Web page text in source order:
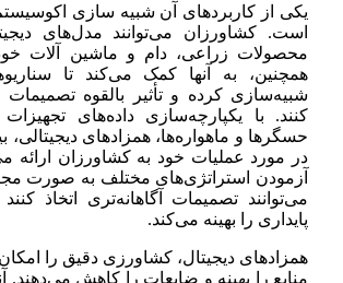
یکی از کاربردهای آن شبیه سازی
است. کشاورزان می‌توانند مدل‌های
محصولات زراعی، دام و ماشین آلات خود
همچنین، به آنها کمک می‌کند تا
شبیه‌سازی کرده و تأثیر بالقوه
کنند. با یکپارچه‌سازی داده‌های تجهیزات
حسگرها و ماهواره‌ها، همزادهای
در مورد عملیات خود به کشاورزان ارائه
آزمودن استراتژی‌های مختلف به صورت
می‌توانند تصمیمات آگاهانه‌تری اتخاذ
پایداری را بهینه می‌کند.
همزادهای دیجیتال، کشاورزی دقیق را
منابع را بهینه و ضایعات را کاهش می‌دهند.